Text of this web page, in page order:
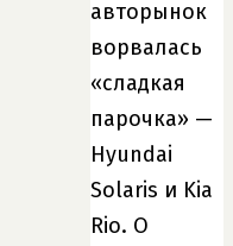
авторынок
ворвалась
«сладкая
парочка» —
Hyundai
Solaris и Kia
Rio. О